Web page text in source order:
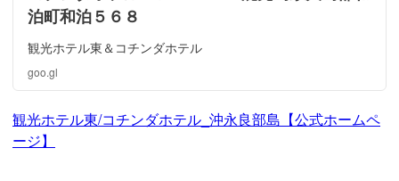
泊町和泊５６８
観光ホテル東＆コチンダホテル
goo.gl
観光ホテル東/コチンダホテル_沖永良部島【公式ホームペ
ージ】